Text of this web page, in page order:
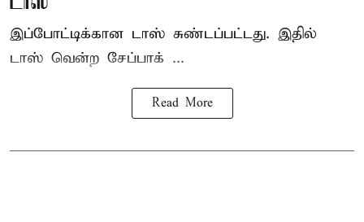
இப்போட்டிக்கான டாஸ் சுண்டப்பட்டது. இதில்
டாஸ் வென்ற சேப்பாக் ...
Read More